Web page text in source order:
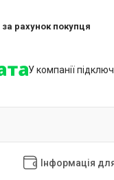
за рахунок покупця
У компанії
Інформація